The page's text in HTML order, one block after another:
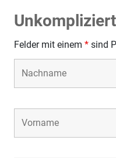
Felder mit einem * sind